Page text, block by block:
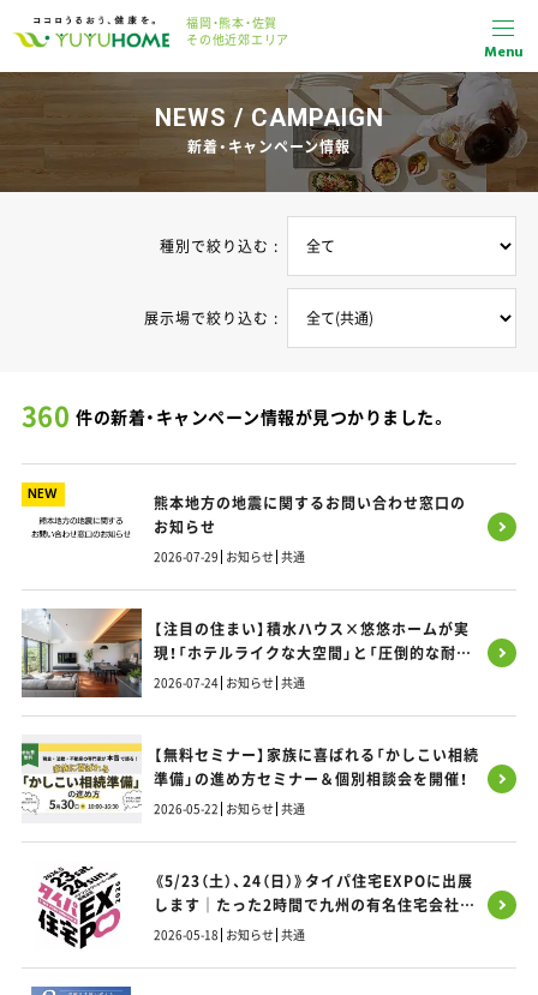
福岡・熊本・佐賀
その他近郊エリア
Menu
NEWS / CAMPAIGN
新着・キャンペーン情報
360 件の新着・キャンペーン情報が見つかりました。
種別で絞り込む :
展示場で絞り込む :
NEW
熊本地方の地震に関するお問い合わせ窓口の
お知らせ
2026-07-29 お知らせ 共通
【注目の住まい】積水ハウス×悠悠ホームが実
現！「ホテルライクな大空間」と「圧倒的な耐震
性」を両立する「SIコラボ」の秘密とは？
2026-07-24 お知らせ 共通
【無料セミナー】家族に喜ばれる「かしこい相続
準備」の進め方セミナー＆個別相談会を開催！
2026-05-22 お知らせ 共通
《5/23（土）、24（日）》タイパ住宅EXPOに出展
します｜たった2時間で九州の有名住宅会社9
社 まとめて比べられる家づくりフェス
2026-05-18 お知らせ 共通